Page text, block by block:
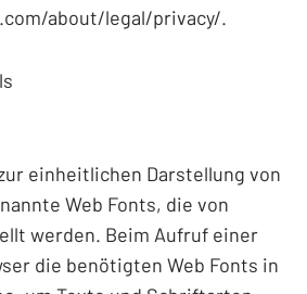
about/legal/privacy/.
einheitlichen Darstellung von
Web Fonts, die von
werden. Beim Aufruf einer
die benötigten Web Fonts in